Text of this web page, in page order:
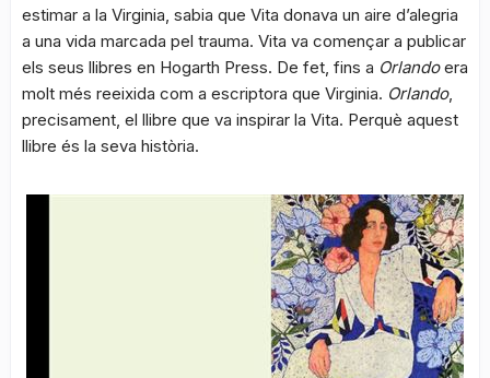
estimar a la Virginia, sabia que Vita donava un aire d’alegria
a una vida marcada pel trauma. Vita va començar a publicar
els seus llibres en Hogarth Press. De fet, fins a Orlandoera
molt més reeixida com a escriptora que Virginia. Orlando,
precisament, el llibre que va inspirar la Vita. Perquè aquest
llibre és la seva història.